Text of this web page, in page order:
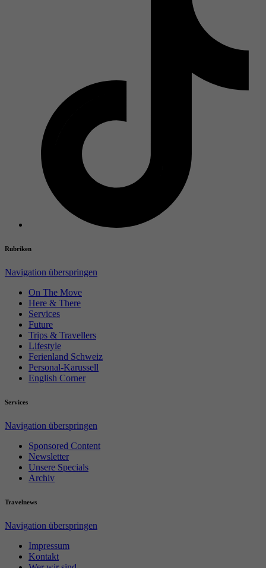
Rubriken
Navigation überspringen
On The Move
Here & There
Services
Future
Trips & Travellers
Lifestyle
Ferienland Schweiz
Personal-Karussell
English Corner
Services
Navigation überspringen
Sponsored Content
Newsletter
Unsere Specials
Archiv
Travelnews
Navigation überspringen
Impressum
Kontakt